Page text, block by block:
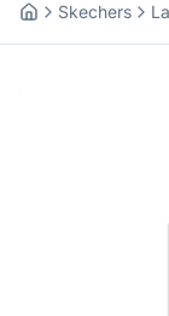
Skechers